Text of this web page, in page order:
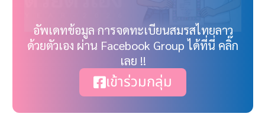
อัพเดทข้อมูล การจดทะเบียนสมรสไทยลาว
ด้วยตัวเอง ผ่าน Facebook Group ได้ที่นี่ คลิ๊ก
เลย !!
เข้าร่วมกลุ่ม